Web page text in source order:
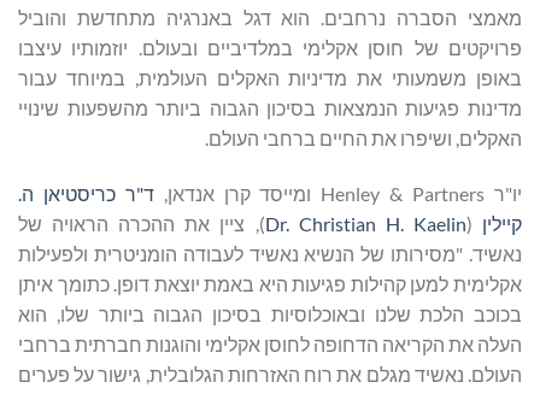
מאמצי הסברה נרחבים. הוא דגל באנרגיה מתחדשת והוביל
פרויקטים של חוסן אקלימי במלדיביים ובעולם. יוזמותיו עיצבו
באופן משמעותי את מדיניות האקלים העולמית, במיוחד עבור
מדינות פגיעות הנמצאות בסיכון הגבוה ביותר מהשפעות שינויי
האקלים, ושיפרו את החיים ברחבי העולם.
יו"ר Henley & Partners ומייסד קרן אנדאן,
ד"ר כריסטיאן ה.
קיילין (
Dr. Christian H. Kaelin), ציין את ההכרה הראויה של
נאשיד. "מסירותו של הנשיא נאשיד לעבודה הומניטרית ולפעילות
אקלימית למען קהילות פגיעות היא באמת יוצאת דופן. כתומך איתן
בכוכב הלכת שלנו ובאוכלוסיות בסיכון הגבוה ביותר שלו, הוא
העלה את הקריאה הדחופה לחוסן אקלימי והוגנות חברתית ברחבי
העולם. נאשיד מגלם את רוח האזרחות הגלובלית, גישור על פערים